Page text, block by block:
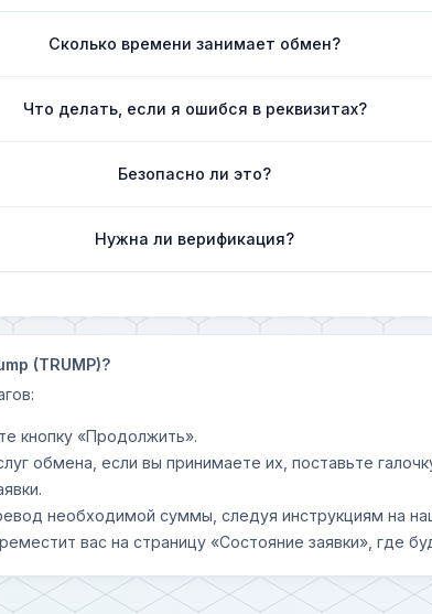
Сколько времени занимает обмен?
Что делать, если я ошибся в реквизитах?
Безопасно ли это?
Нужна ли верификация?
(TRUMP)?
кнопку «Продолжить».
обмена, если вы принимаете их, поставьте
необходимой суммы, следуя инструкциям на
вас на страницу «Состояние заявки», где